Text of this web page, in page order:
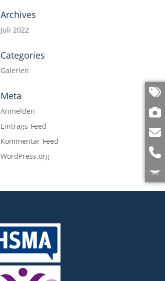
Archives
Juli 2022
Categories
Galerien
Meta
Anmelden
Eintrags-Feed
Kommentar-Feed
WordPress.org